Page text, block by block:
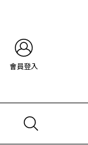
會員登入